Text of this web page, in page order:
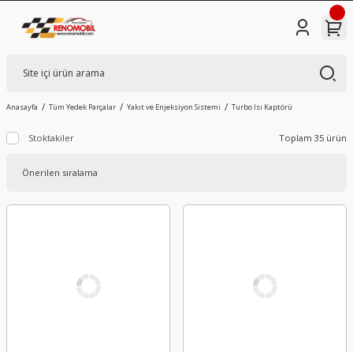
Anasayfa Tüm Yedek Parçalar Yakıt ve Enjeksiyon Sistemi Turbo Isı Kaptörü
Stoktakiler Toplam 35 ürün